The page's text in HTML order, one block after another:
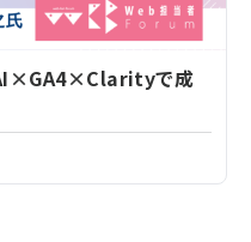
AI×GA4×Clarityで成